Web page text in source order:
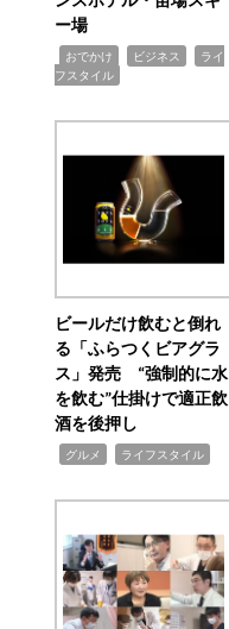
ー場
おでかけ ビジネス
ライ
フスタイル
ビールだけ飲むと倒れ
る「ふらつくビアグラ
ス」発売 “強制的に水
を飲む”仕掛けで適正飲
酒を後押し
グルメ ライフスタイル